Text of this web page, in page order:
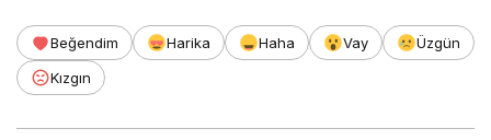
Beğendim Harika Haha Vay
Üzgün
Kızgın